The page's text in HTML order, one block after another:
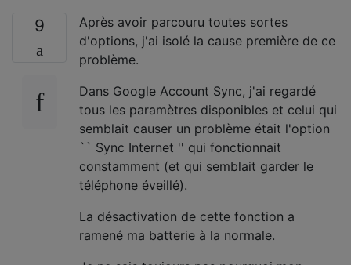
9
Après avoir parcouru toutes sortes
d'options, j'ai isolé la cause première de ce
problème.
Dans Google Account Sync, j'ai regardé
tous les paramètres disponibles et celui qui
semblait causer un problème était l'option
`` Sync Internet '' qui fonctionnait
constamment (et qui semblait garder le
téléphone éveillé).
La désactivation de cette fonction a
ramené ma batterie à la normale.